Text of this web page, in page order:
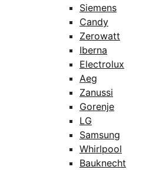
Siemens
Candy
Zerowatt
Iberna
Electrolux
Aeg
Zanussi
Gorenje
LG
Samsung
Whirlpool
Bauknecht